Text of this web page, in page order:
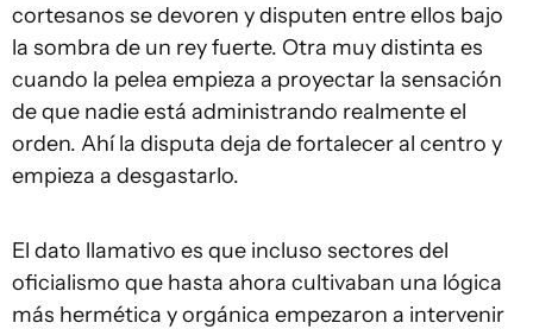
cortesanos se devoren y disputen entre ellos bajo
la sombra de un rey fuerte. Otra muy distinta es
cuando la pelea empieza a proyectar la sensación
de que nadie está administrando realmente el
orden. Ahí la disputa deja de fortalecer al centro y
empieza a desgastarlo.
El dato llamativo es que incluso sectores del
oficialismo que hasta ahora cultivaban una lógica
más hermética y orgánica empezaron a intervenir